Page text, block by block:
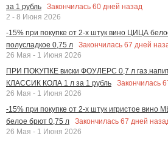
за 1 рубль
Закончилась 60 дней назад
2 - 8 Июня 2026
-15% при покупке от 2-х штук вино ЦИЦА
полусладкое 0,75 л
Закончилась 67 дней
26 Мая - 1 Июня 2026
ПРИ ПОКУПКЕ виски ФОУЛЕРС 0,7 л
КЛАССИК КОЛА 1 л за 1 рубль
Закончилась
26 Мая - 1 Июня 2026
-15% при покупке от 2-х штук игристое
белое брют 0,75 л
Закончилась 67 дней
26 Мая - 1 Июня 2026